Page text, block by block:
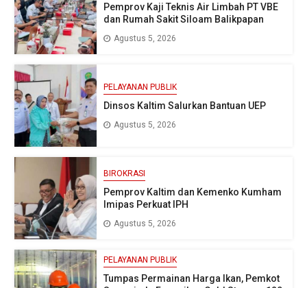
Pemprov Kaji Teknis Air Limbah PT VBE
dan Rumah Sakit Siloam Balikpapan
Agustus 5, 2026
PELAYANAN PUBLIK
Dinsos Kaltim Salurkan Bantuan UEP
Agustus 5, 2026
BIROKRASI
Pemprov Kaltim dan Kemenko Kumham
Imipas Perkuat IPH
Agustus 5, 2026
PELAYANAN PUBLIK
Tumpas Permainan Harga Ikan, Pemkot